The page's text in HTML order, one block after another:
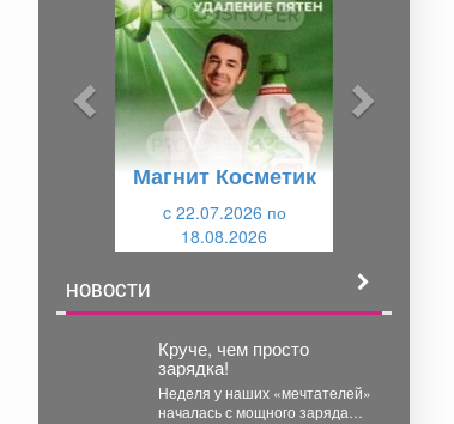
Магнит Косметик
c 22.07.2026 по
18.08.2026
НОВОСТИ
Круче, чем просто
зарядка!
Неделя у наших «мечтателей»
началась с мощного заряда